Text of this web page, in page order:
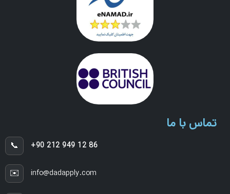
تماس با ما
📞 +90 212 949 12 86
✉️ info@dadapply.com